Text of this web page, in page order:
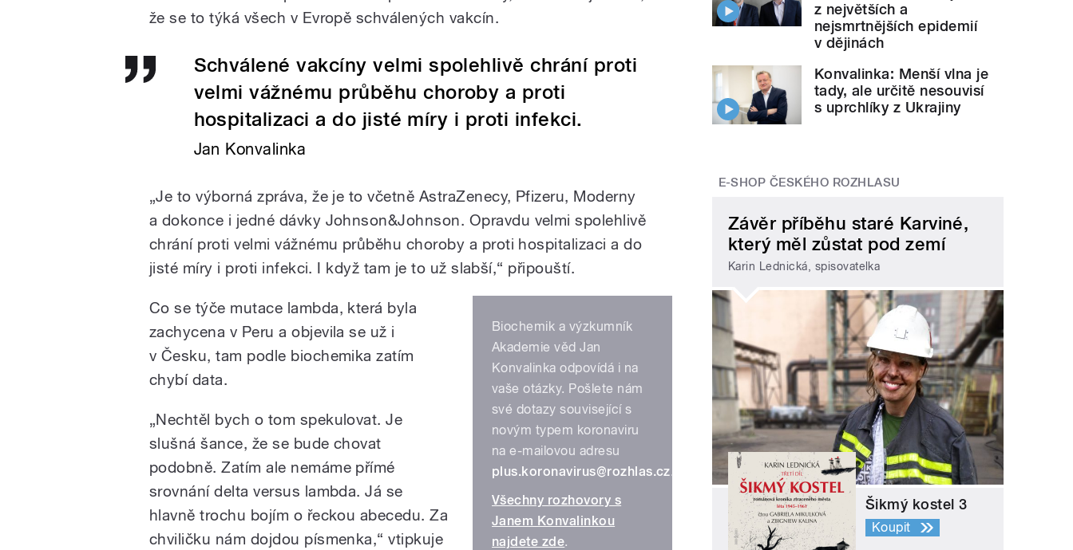
že se to týká všech v Evropě schválených vakcín.
Schválené vakcíny velmi spolehlivě chrání proti
velmi vážnému průběhu choroby a proti
hospitalizaci a do jisté míry i proti infekci.
Jan Konvalinka
„Je to výborná zpráva, že je to včetně AstraZenecy, Pfizeru, Moderny
a dokonce i jedné dávky Johnson&Johnson. Opravdu velmi spolehlivě
chrání proti velmi vážnému průběhu choroby a proti hospitalizaci a do
jisté míry i proti infekci. I když tam je to už slabší,“ připouští.
Biochemik a výzkumník
Akademie věd Jan
Konvalinka odpovídá i na
vaše otázky. Pošlete nám
své dotazy související s
novým typem koronaviru
na e-mailovou adresu
plus.koronavirus@rozhlas.cz.
Všechny rozhovory s
Janem Konvalinkou
najdete zde.
Co se týče mutace lambda, která byla
zachycena v Peru a objevila se už i
v Česku, tam podle biochemika zatím
chybí data.
„Nechtěl bych o tom spekulovat. Je
slušná šance, že se bude chovat
podobně. Zatím ale nemáme přímé
srovnání delta versus lambda. Já se
hlavně trochu bojím o řeckou abecedu. Za
chviličku nám dojdou písmenka,“ vtipkuje
z největších a
nejsmrtnějších epidemií
v dějinách
Konvalinka: Menší vlna je
tady, ale určitě nesouvisí
s uprchlíky z Ukrajiny
E-SHOP ČESKÉHO ROZHLASU
Závěr příběhu staré Karviné,
který měl zůstat pod zemí
Karin Lednická, spisovatelka
Šikmý kostel 3
Koupit